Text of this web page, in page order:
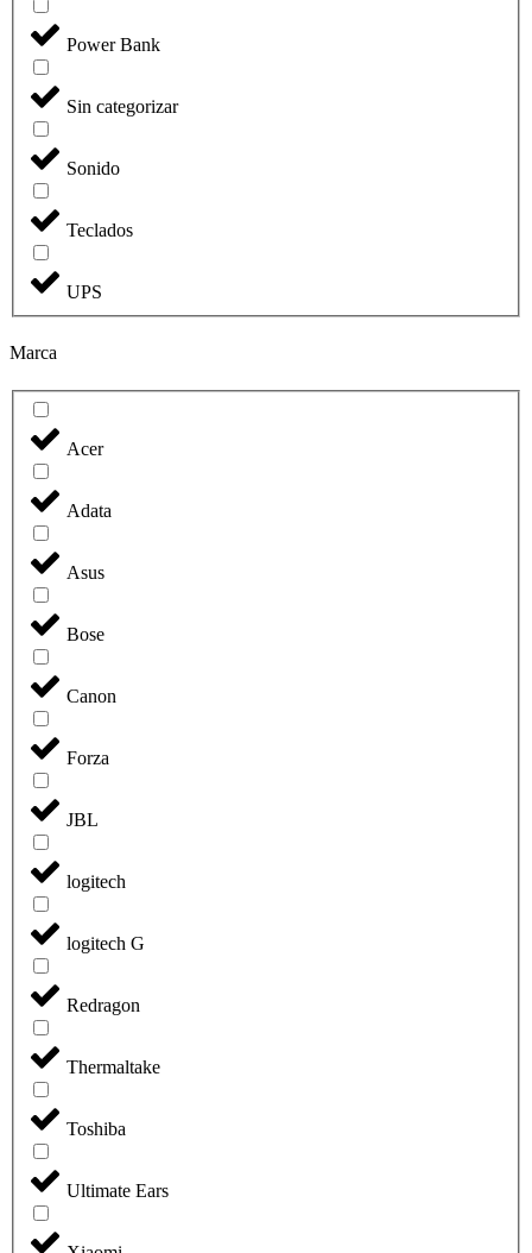
Power Bank
Sin categorizar
Sonido
Teclados
UPS
Marca
Acer
Adata
Asus
Bose
Canon
Forza
JBL
logitech
logitech G
Redragon
Thermaltake
Toshiba
Ultimate Ears